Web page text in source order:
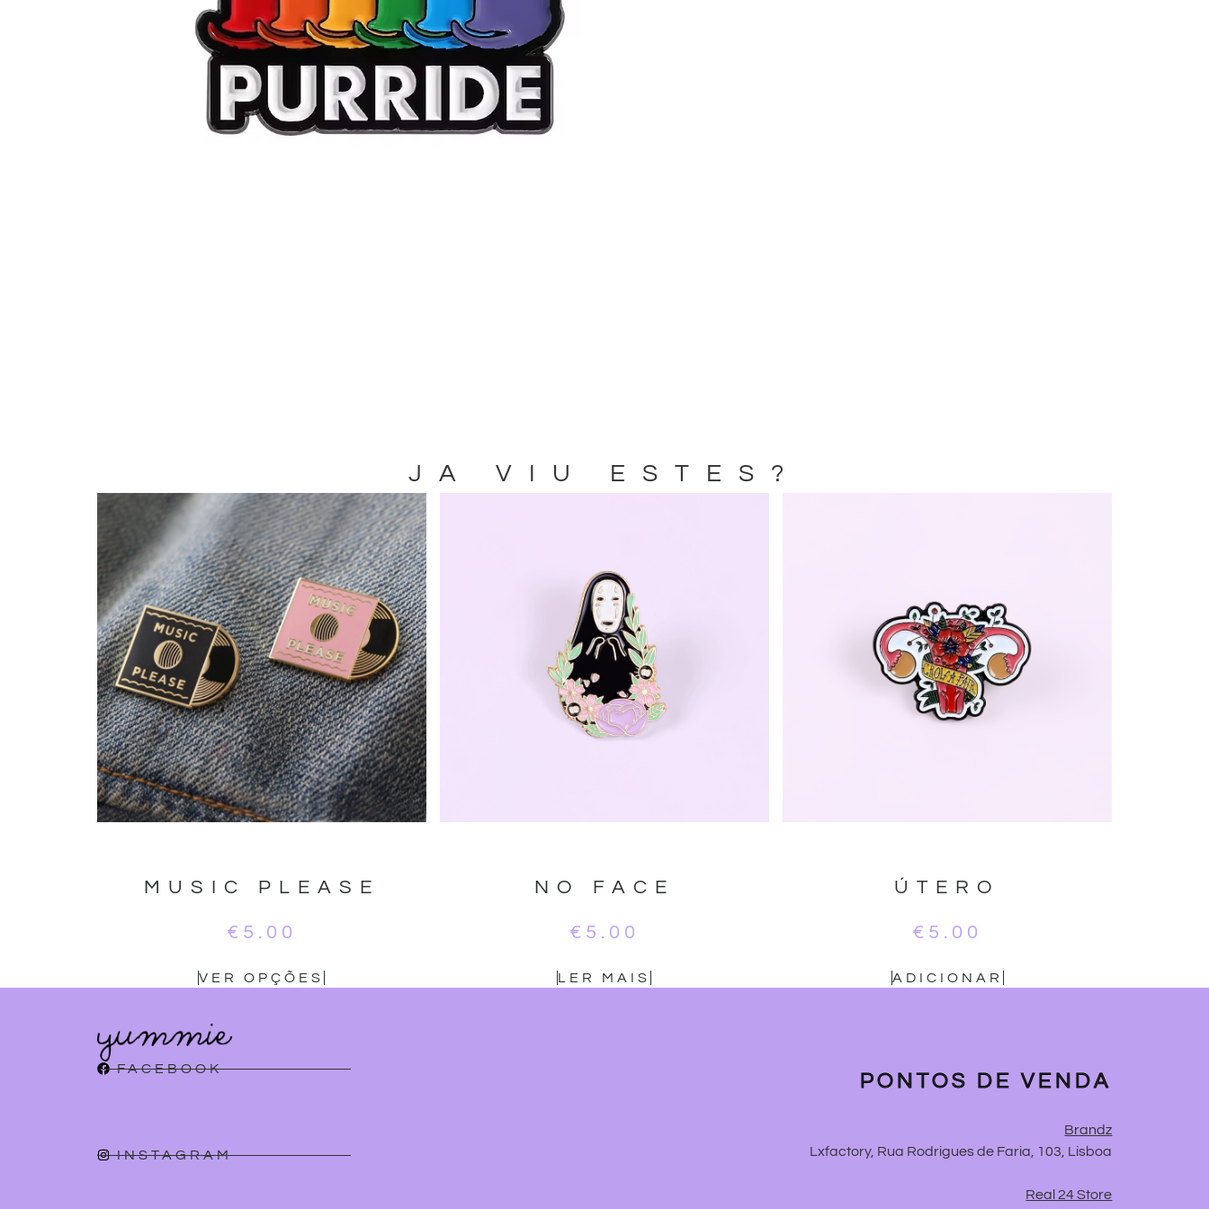
JA VIU ESTES?
MUSIC PLEASE
€ 5.00
VER OPÇÕES
NO FACE
€ 5.00
LER MAIS
ÚTERO
€ 5.00
ADICIONAR
FACEBOOK
INSTAGRAM
PONTOS DE VENDA
Brandz
Lxfactory, Rua Rodrigues de Faria, 103, Lisboa
Real 24 Store